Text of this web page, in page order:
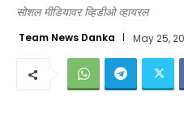
सोशल मीडियावर व्हिडीओ व्हायरल
Team News Danka May 25,